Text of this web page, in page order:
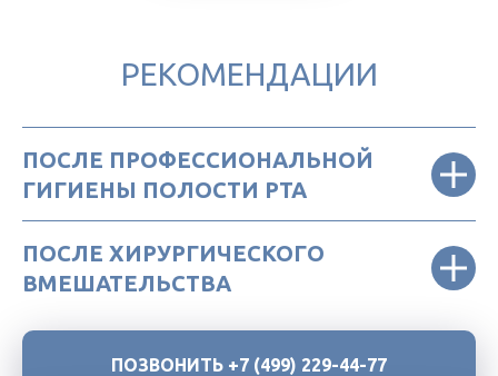
РЕКОМЕНДАЦИИ
ПОСЛЕ ПРОФЕССИОНАЛЬНОЙ
ГИГИЕНЫ ПОЛОСТИ РТА
ПОСЛЕ ХИРУРГИЧЕСКОГО
ВМЕШАТЕЛЬСТВА
ПОЗВОНИТЬ +7 (499) 229-44-77